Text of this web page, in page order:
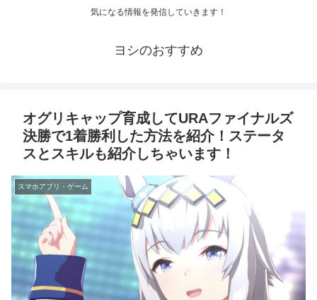
気になる情報を発信していきます！
ヨシのおすすめ
オグリキャップ育成してURAファイナルズ
決勝で1着勝利した方法を紹介！ステータ
スとスキルも紹介しちゃいます！
スマホアプリ・ゲーム